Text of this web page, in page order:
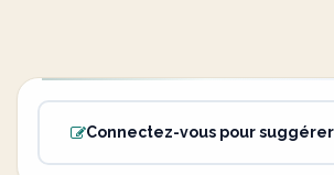
Connectez-vous pour